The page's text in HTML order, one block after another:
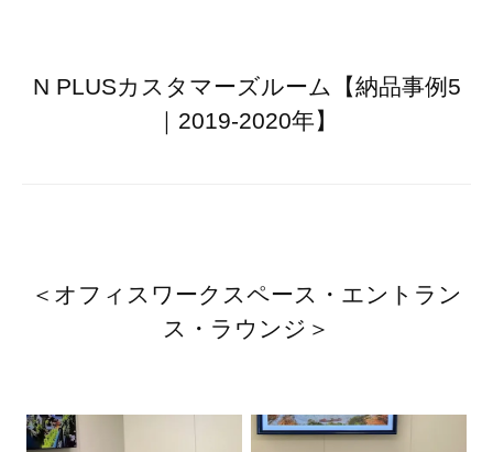
N PLUSカスタマーズルーム【納品事例5
｜2019-2020年】
＜オフィスワークスペース・エントラン
ス・ラウンジ＞